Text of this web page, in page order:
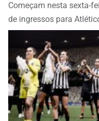
Começam nesta sexta-
de ingressos para